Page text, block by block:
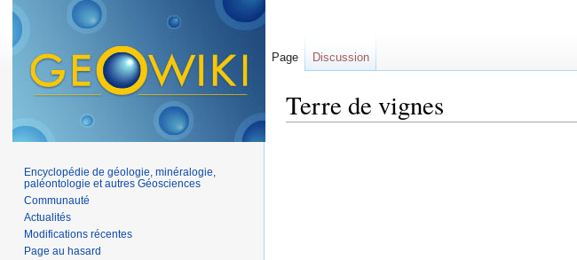
Terre de vignes
Page Discussion
Encyclopédie de géologie, minéralogie,
paléontologie et autres Géosciences
Communauté
Actualités
Modifications récentes
Page au hasard